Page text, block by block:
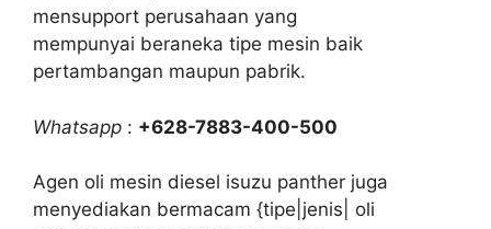
mensupport perusahaan yang
mempunyai beraneka tipe mesin baik
pertambangan maupun pabrik.
Whatsapp : +628-7883-400-500
Agen oli mesin diesel isuzu panther juga
menyediakan bermacam {tipe|jenis| oli